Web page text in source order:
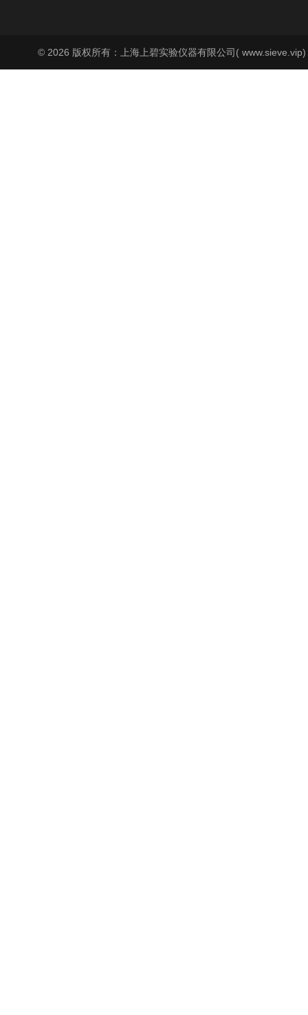
© 2026 版权所有：上海上碧实验仪器有限公司(